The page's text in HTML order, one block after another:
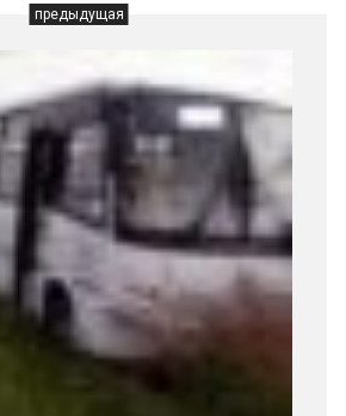
предыдущая